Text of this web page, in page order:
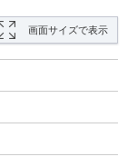
画面サイズで表示